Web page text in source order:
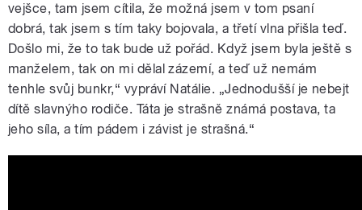
vejšce, tam jsem cítila, že možná jsem v tom psaní
dobrá, tak jsem s tím taky bojovala, a třetí vlna přišla teď.
Došlo mi, že to tak bude už pořád. Když jsem byla ještě s
manželem, tak on mi dělal zázemí, a teď už nemám
tenhle svůj bunkr,“ vypráví Natálie. „Jednodušší je nebejt
dítě slavnýho rodiče. Táta je strašně známá postava, ta
jeho síla, a tím pádem i závist je strašná.“